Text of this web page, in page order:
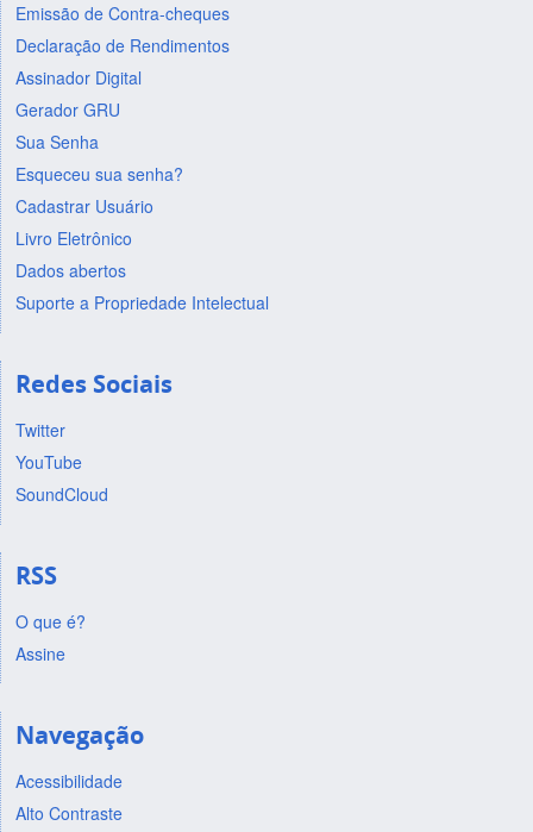
Emissão de Contra-cheques
Declaração de Rendimentos
Assinador Digital
Gerador GRU
Sua Senha
Esqueceu sua senha?
Cadastrar Usuário
Livro Eletrônico
Dados abertos
Suporte a Propriedade Intelectual
Redes Sociais
Twitter
YouTube
SoundCloud
RSS
O que é?
Assine
Navegação
Acessibilidade
Alto Contraste